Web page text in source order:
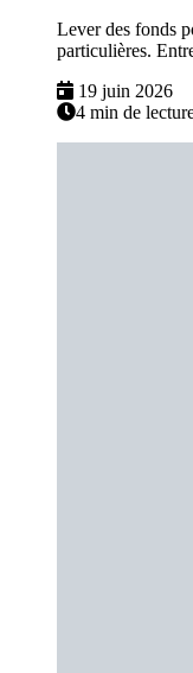
Lever des fonds
particulières.
19 juin 2026
4 min de